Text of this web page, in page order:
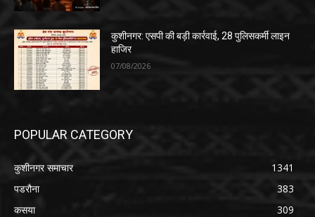
कुशीनगर: एसपी की बड़ी कार्रवाई, 28 पुलिसकर्मी लाइन
हाजिर
07/08/2026
POPULAR CATEGORY
कुशीनगर समाचार
1341
पडरौना
383
कसया
309